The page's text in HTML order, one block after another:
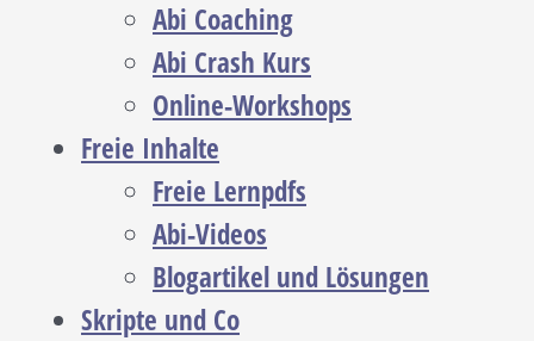
Abi Coaching
Abi Crash Kurs
Online-Workshops
Freie Inhalte
Freie Lernpdfs
Abi-Videos
Blogartikel und Lösungen
Skripte und Co